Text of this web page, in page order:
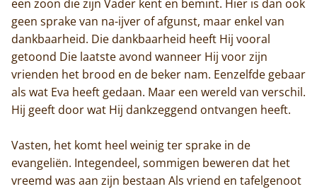
De abdij
Actueel
Monnik worden
een zoon die zijn Vader kent en bemint. Hier is dan ook
geen sprake van na-ijver of afgunst, maar enkel van
dankbaarheid. Die dankbaarheid heeft Hij vooral
getoond Die laatste avond wanneer Hij voor zijn
vrienden het brood en de beker nam. Eenzelfde gebaar
als wat Eva heeft gedaan. Maar een wereld van verschil.
Hij geeft door wat Hij dankzeggend ontvangen heeft.
Vasten, het komt heel weinig ter sprake in de
evangeliën. Integendeel, sommigen beweren dat het
vreemd was aan zijn bestaan Als vriend en tafelgenoot